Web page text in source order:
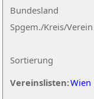
Sortierung
Bundesland
Spgem./Kreis/Verein
Vereinslisten:Wien